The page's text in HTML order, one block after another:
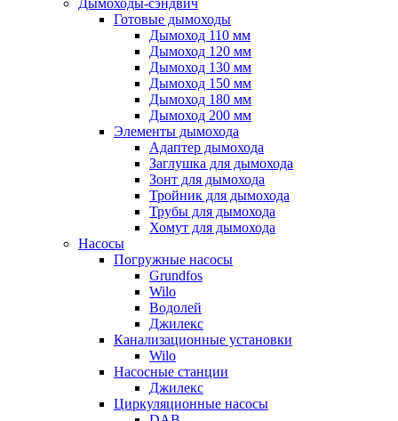
Дымоходы-сэндвич
Готовые дымоходы
Дымоход 110 мм
Дымоход 120 мм
Дымоход 130 мм
Дымоход 150 мм
Дымоход 180 мм
Дымоход 200 мм
Элементы дымохода
Адаптер дымохода
Заглушка для дымохода
Зонт для дымохода
Тройник для дымохода
Трубы для дымохода
Хомут для дымохода
Насосы
Погружные насосы
Grundfos
Wilo
Водолей
Джилекс
Канализационные установки
Wilo
Насосные станции
Джилекс
Циркуляционные насосы